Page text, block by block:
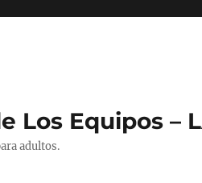
Los Equipos –
adultos.